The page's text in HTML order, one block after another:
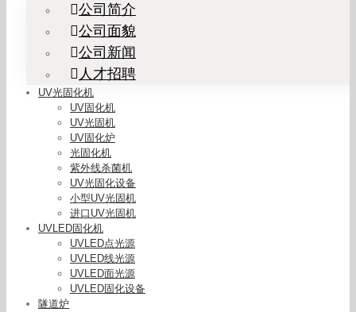
公司简介
公司面貌
公司新闻
人才招聘
UV光固化机
UV固化机
UV光固机
UV固化炉
光固化机
紫外线杀菌机
UV光固化设备
小型UV光固机
进口UV光固机
UVLED固化机
UVLED点光源
UVLED线光源
UVLED面光源
UVLED固化设备
隧道炉